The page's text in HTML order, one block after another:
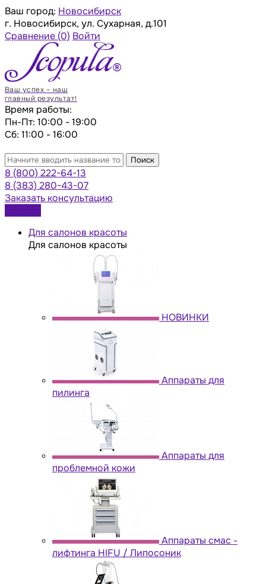
Ваш город: Новосибирск
г. Новосибирск, ул. Сухарная, д.101
Сравнение (0) Войти
Ваш успех – наш
главный результат!
Время работы:
Пн-Пт: 10:00 - 19:00
Сб: 11:00 - 16:00
Поиск
8 (800) 222-64-13
8 (383) 280-43-07
Заказать консультацию
Для салонов красоты
Для салонов красоты
НОВИНКИ
Аппараты для
пилинга
Аппараты для
проблемной кожи
Аппараты cмас -
лифтинга HIFU / Липосоник